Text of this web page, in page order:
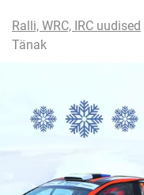
Ralli, WRC, IRC uudised
Tänak